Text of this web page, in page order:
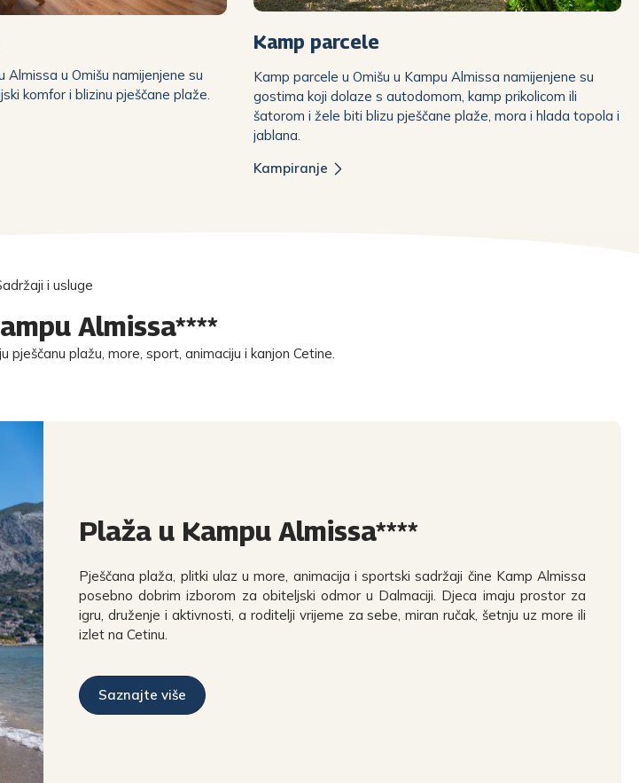
Almissa u Omišu namijenjene su
komfor i blizinu pješčane plaže.
Kamp parcele
Kamp parcele u Omišu u Kampu Almissa namijenjene su
gostima koji dolaze s autodomom, kamp prikolicom ili
šatorom i žele biti blizu pješčane plaže, mora i hlada topola i
jablana.
Kampiranje
i usluge
Almissa****
plažu, more, sport, animaciju i kanjon Cetine.
Plaža u Kampu Almissa****
Pješčana plaža, plitki ulaz u more, animacija i sportski sadržaji čine Kamp Almissa
posebno dobrim izborom za obiteljski odmor u Dalmaciji. Djeca imaju prostor za
igru, druženje i aktivnosti, a roditelji vrijeme za sebe, miran ručak, šetnju uz more ili
izlet na Cetinu.
Saznajte više